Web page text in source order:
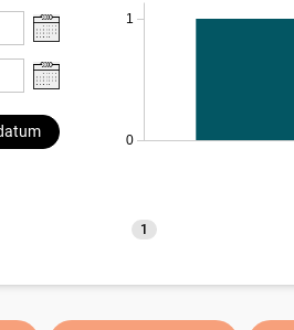
0
1
1